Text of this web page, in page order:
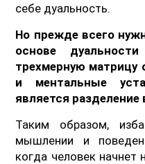
себе дуальность.
Но прежде всего
основе
трехмерную матрицу
и ментальные
является разделение
Таким образом,
мышлении и
когда человек начнет